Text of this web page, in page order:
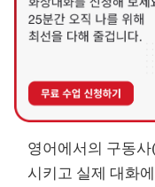
영어에서의 구동
시키고 실제 대화